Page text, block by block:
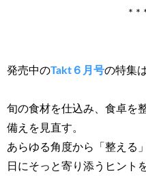
* *
発売中のTakt６月号の特集
旬の食材を仕込み、食卓を
備えを見直す。
あらゆる角度から「整える
日にそっと寄り添うヒント